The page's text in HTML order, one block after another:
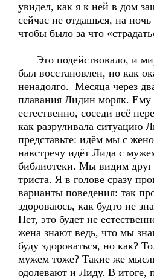
увидел, как я к ней в дом
сейчас не отдашься, на
чтобы было за что
Это подействовало, и
был восстановлен, но как
ненадолго. Месяца через
плавания Лидин моряк. Ему
естественно, соседи всё
как разруливала ситуацию
представьте: идём мы с
навстречу идёт Лида с
библиотеки. Мы видим друг
триста. Я в голове сразу
варианты поведения: так
здороваюсь, как будто не
Нет, это будет не
жена знают ведь, что мы
буду здороваться, но как?
мужем тоже? Такие же
одолевают и Лиду. В итоге,